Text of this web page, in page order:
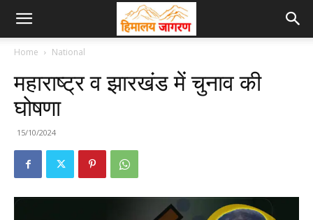
Home National
महाराष्ट्र व झारखंड में चुनाव की
घोषणा
15/10/2024